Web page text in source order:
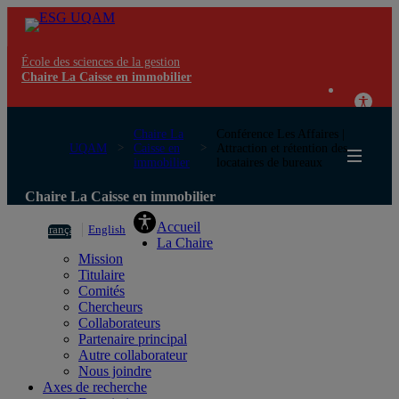
École des sciences de la gestion
Chaire La Caisse en immobilier
UQAM
Chaire La
Caisse en
immobilier
Conférence Les Affaires |
Attraction et rétention des
locataires de bureaux
Chaire La Caisse en immobilier
Français English
Accueil
La Chaire
Mission
Titulaire
Comités
Chercheurs
Collaborateurs
Partenaire principal
Autre collaborateur
Nous joindre
Axes de recherche